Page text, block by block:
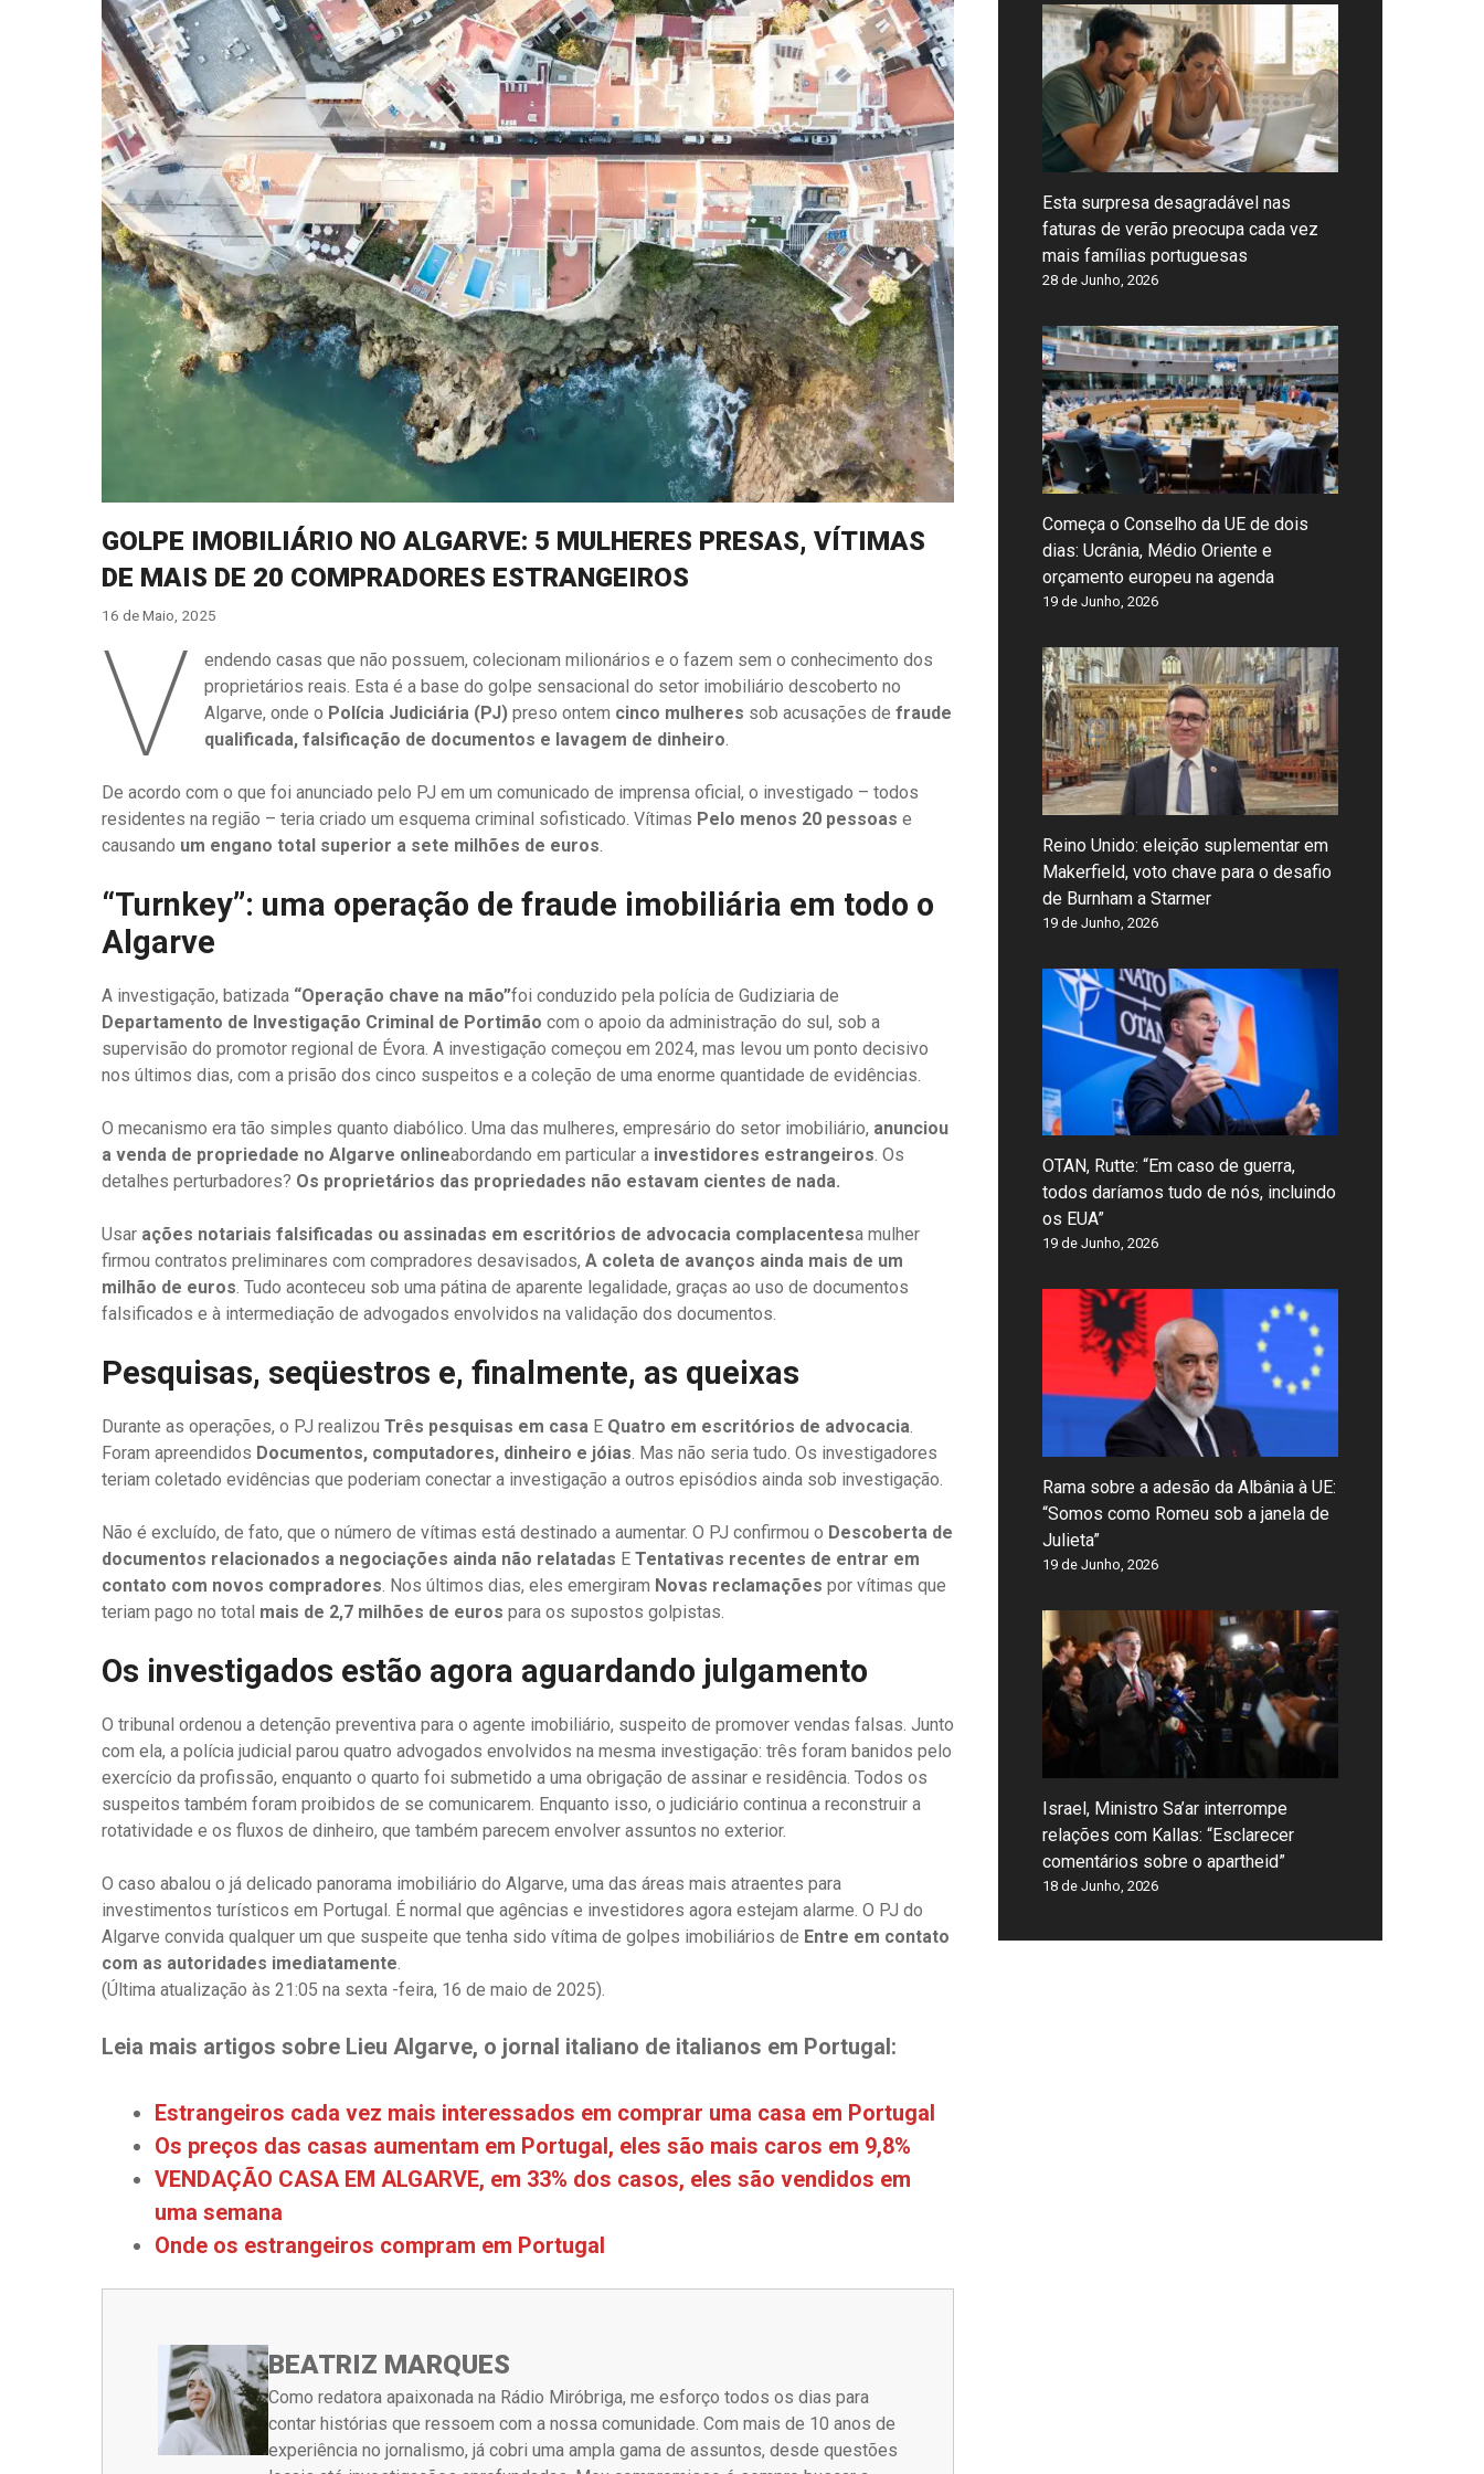
GOLPE IMOBILIÁRIO NO ALGARVE: 5 MULHERES PRESAS, VÍTIMAS
DE MAIS DE 20 COMPRADORES ESTRANGEIROS
16 de Maio, 2025
V
endendo casas que não possuem, colecionam milionários e o fazem sem o conhecimento dos
proprietários reais. Esta é a base do golpe sensacional do setor imobiliário descoberto no
Algarve, onde o Polícia Judiciária (PJ) preso ontem cinco mulheres sob acusações defraude
qualificada, falsificação de documentos e lavagem de dinheiro.
De acordo com o que foi anunciado pelo PJ em um comunicado de imprensa oficial, o investigado – todos
residentes na região – teria criado um esquema criminal sofisticado. Vítimas Pelo menos 20 pessoas e
causando um engano total superior a sete milhões de euros.
“Turnkey”: uma operação de fraude imobiliária em todo o
Algarve
A investigação, batizada “Operação chave na mão”foi conduzido pela polícia de Gudiziaria de
Departamento de Investigação Criminal de Portimão com o apoio da administração do sul, sob a
supervisão do promotor regional de Évora. A investigação começou em 2024, mas levou um ponto decisivo
nos últimos dias, com a prisão dos cinco suspeitos e a coleção de uma enorme quantidade de evidências.
O mecanismo era tão simples quanto diabólico. Uma das mulheres, empresário do setor imobiliário, anunciou
a venda de propriedade no Algarve onlineabordando em particular a investidores estrangeiros. Os
detalhes perturbadores? Os proprietários das propriedades não estavam cientes de nada.
Usar ações notariais falsificadas ou assinadas em escritórios de advocacia complacentesa mulher
firmou contratos preliminares com compradores desavisados, A coleta de avanços ainda mais de um
milhão de euros. Tudo aconteceu sob uma pátina de aparente legalidade, graças ao uso de documentos
falsificados e à intermediação de advogados envolvidos na validação dos documentos.
Pesquisas, seqüestros e, finalmente, as queixas
Durante as operações, o PJ realizou Três pesquisas em casa E Quatro em escritórios de advocacia.
Foram apreendidos Documentos, computadores, dinheiro e jóias. Mas não seria tudo. Os investigadores
teriam coletado evidências que poderiam conectar a investigação a outros episódios ainda sob investigação.
Não é excluído, de fato, que o número de vítimas está destinado a aumentar. O PJ confirmou o Descoberta de
documentos relacionados a negociações ainda não relatadas E Tentativas recentes de entrar em
contato com novos compradores. Nos últimos dias, eles emergiram Novas reclamações por vítimas que
teriam pago no total mais de 2,7 milhões de euros para os supostos golpistas.
Os investigados estão agora aguardando julgamento
O tribunal ordenou a detenção preventiva para o agente imobiliário, suspeito de promover vendas falsas. Junto
com ela, a polícia judicial parou quatro advogados envolvidos na mesma investigação: três foram banidos pelo
exercício da profissão, enquanto o quarto foi submetido a uma obrigação de assinar e residência. Todos os
suspeitos também foram proibidos de se comunicarem. Enquanto isso, o judiciário continua a reconstruir a
rotatividade e os fluxos de dinheiro, que também parecem envolver assuntos no exterior.
O caso abalou o já delicado panorama imobiliário do Algarve, uma das áreas mais atraentes para
investimentos turísticos em Portugal. É normal que agências e investidores agora estejam alarme. O PJ do
Algarve convida qualquer um que suspeite que tenha sido vítima de golpes imobiliários de Entre em contato
com as autoridades imediatamente.
(Última atualização às 21:05 na sexta -feira, 16 de maio de 2025).
Leia mais artigos sobre Lieu Algarve, o jornal italiano de italianos em Portugal:
Estrangeiros cada vez mais interessados ​​em comprar uma casa em Portugal
Os preços das casas aumentam em Portugal, eles são mais caros em 9,8%
VENDAÇÃO CASA EM ALGARVE, em 33% dos casos, eles são vendidos em
uma semana
Onde os estrangeiros compram em Portugal
BEATRIZ MARQUES
Como redatora apaixonada na Rádio Miróbriga, me esforço todos os dias para
contar histórias que ressoem com a nossa comunidade. Com mais de 10 anos de
experiência no jornalismo, já cobri uma ampla gama de assuntos, desde questões
Esta surpresa desagradável nas
faturas de verão preocupa cada vez
mais famílias portuguesas
28 de Junho, 2026
Começa o Conselho da UE de dois
dias: Ucrânia, Médio Oriente e
orçamento europeu na agenda
19 de Junho, 2026
Reino Unido: eleição suplementar em
Makerfield, voto chave para o desafio
de Burnham a Starmer
19 de Junho, 2026
OTAN, Rutte: “Em caso de guerra,
todos daríamos tudo de nós, incluindo
os EUA”
19 de Junho, 2026
Rama sobre a adesão da Albânia à UE:
“Somos como Romeu sob a janela de
Julieta”
19 de Junho, 2026
Israel, Ministro Sa’ar interrompe
relações com Kallas: “Esclarecer
comentários sobre o apartheid”
18 de Junho, 2026